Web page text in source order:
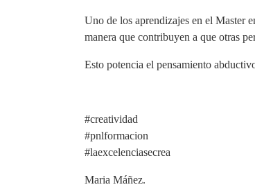
Uno de los aprendizajes en el Master
manera que contribuyen a que otras
Esto potencia el pensamiento
#creatividad
#pnlformacion
#laexcelenciasecrea
Maria Máñez.